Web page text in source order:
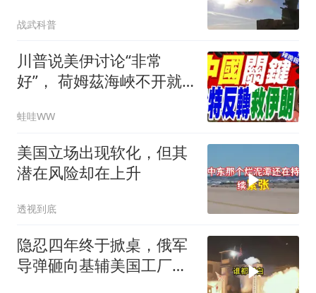
光
战武科普
川普说美伊讨论“非常
好”， 荷姆茲海峽不开就
谢寒冰｜辣晚报20260805
蛙哇WW
美国立场出现软化，但其
潜在风险却在上升
透视到底
隐忍四年终于掀桌，俄军
导弹砸向基辅美国工厂，